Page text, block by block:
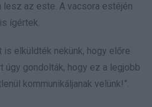
lesz az este. A vacsora estéjén
ígértek.
elküldték nekünk, hogy előre
úgy gondolták, hogy ez a legjobb
kommunikáljanak velünk!”.